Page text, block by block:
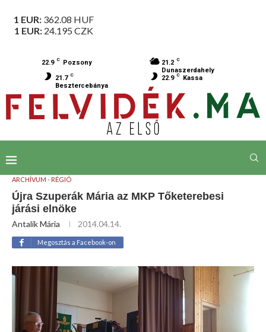
1 EUR: 362.08 HUF
1 EUR: 24.195 CZK
22.9 C Pozsony 21.2 C
Dunaszerdahely
21.7 C
Besztercebánya
22.9 C Kassa
ARCHÍVUM - RÉGIÓ
Újra Szuperák Mária az MKP Tőketerebesi
járási elnöke
Antalík Mária 2014.04.14.
Megosztás a Facebook-on